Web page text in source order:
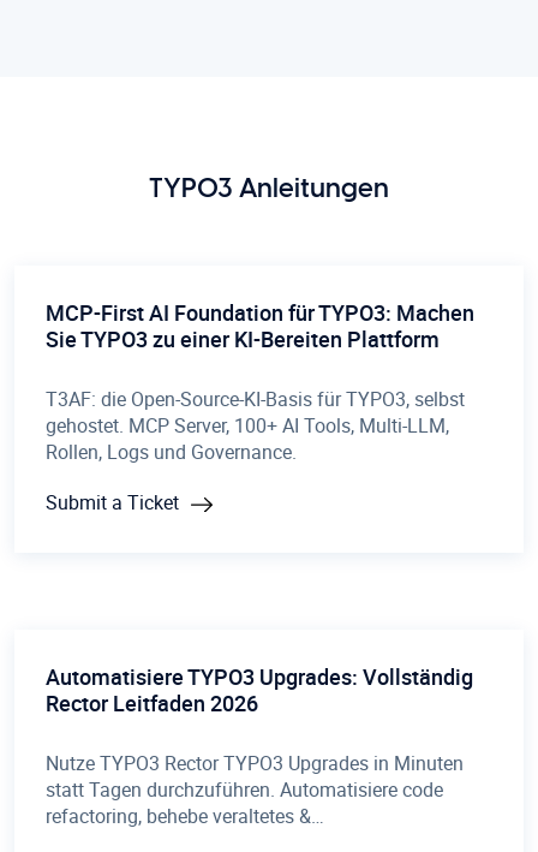
TYPO3 Anleitungen
MCP-First AI Foundation für TYPO3: Machen
Sie TYPO3 zu einer KI-Bereiten Plattform
T3AF: die Open-Source-KI-Basis für TYPO3, selbst
gehostet. MCP Server, 100+ AI Tools, Multi-LLM,
Rollen, Logs und Governance.
Submit a Ticket
Automatisiere TYPO3 Upgrades: Vollständig
Rector Leitfaden 2026
Nutze TYPO3 Rector TYPO3 Upgrades in Minuten
statt Tagen durchzuführen. Automatisiere code
refactoring, behebe veraltetes &…